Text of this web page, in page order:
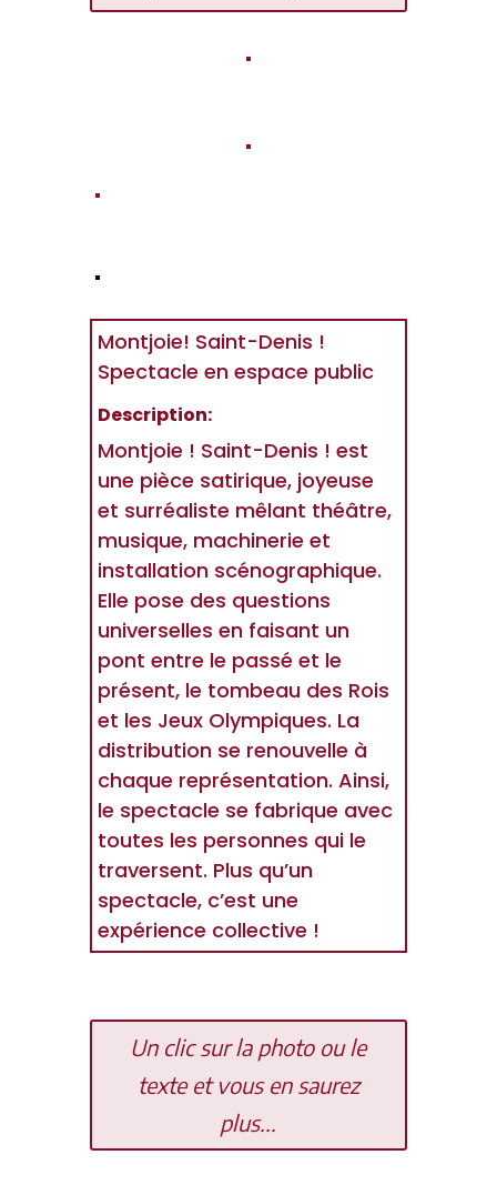
Montjoie! Saint-Denis !
Spectacle en espace public
Description:
Montjoie ! Saint-Denis ! est
une pièce satirique, joyeuse
et surréaliste mêlant théâtre,
musique, machinerie et
installation scénographique.
Elle pose des questions
universelles en faisant un
pont entre le passé et le
présent, le tombeau des Rois
et les Jeux Olympiques. La
distribution se renouvelle à
chaque représentation. Ainsi,
le spectacle se fabrique avec
toutes les personnes qui le
traversent. Plus qu’un
spectacle, c’est une
expérience collective !
Un clic sur la photo ou le
texte et vous en saurez
plus...